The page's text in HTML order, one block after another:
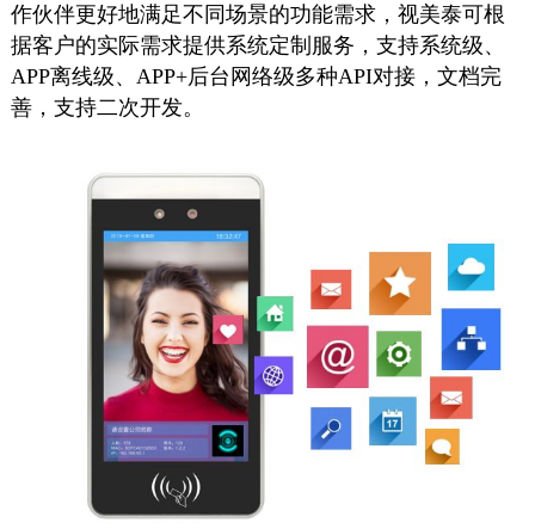
作伙伴更好地满足不同场景的功能需求，视美泰可根
据客户的实际需求提供系统定制服务，支持系统级、
APP离线级、APP+后台网络级多种API对接，文档完
善，支持二次开发。